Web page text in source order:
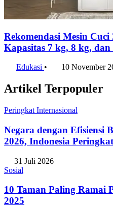
Rekomendasi Mesin
Kapasitas 7 kg, 8 kg, dan
Edukasi • 10 November
Artikel Terpopuler
Peringkat Internasional
Negara dengan Efisiensi
2026, Indonesia
31 Juli 2026
Sosial
10 Taman Paling Ramai
2025